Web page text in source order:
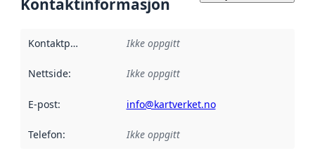
Kontaktinformasjon
Kontaktpunkt Ikke oppgitt
Nettside: Ikke oppgitt
E-post: info@kartverket.no
Telefon: Ikke oppgitt